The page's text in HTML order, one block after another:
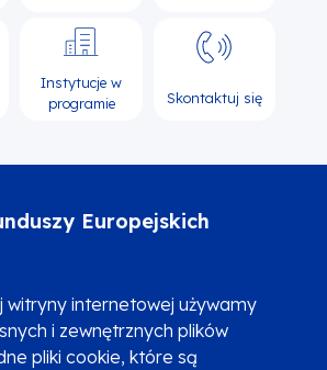
witryny internetowej używamy
i zewnętrznych plików
pliki cookie, które są
Instytucje w
programie
Skontaktuj się
Europejskich